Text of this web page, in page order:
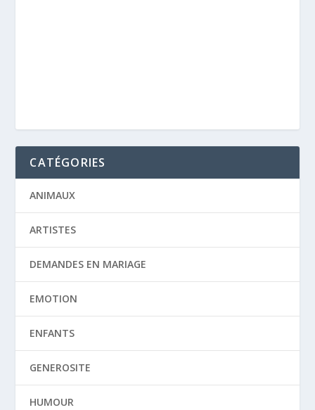
CATÉGORIES
ANIMAUX
ARTISTES
DEMANDES EN MARIAGE
EMOTION
ENFANTS
GENEROSITE
HUMOUR